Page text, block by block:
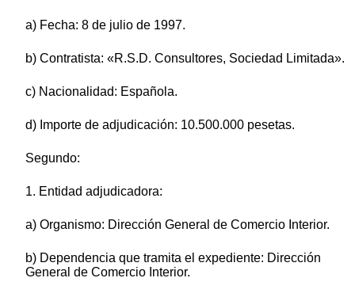
a) Fecha: 8 de julio de 1997.
b) Contratista: «R.S.D. Consultores, Sociedad Limitada».
c) Nacionalidad: Española.
d) Importe de adjudicación: 10.500.000 pesetas.
Segundo:
1. Entidad adjudicadora:
a) Organismo: Dirección General de Comercio Interior.
b) Dependencia que tramita el expediente: Dirección
General de Comercio Interior.